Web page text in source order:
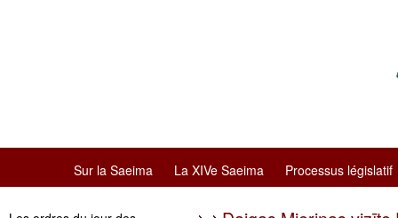
Sur la Saeima La XIVe Saeima Processus législatif